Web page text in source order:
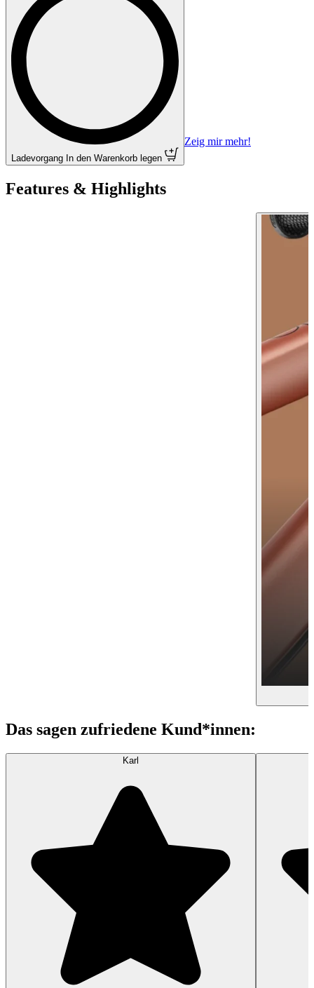
Ladevorgang In den Warenkorb legen
Zeig mir mehr!
Features & Highlights
Das sagen zufriedene Kund*innen:
Karl